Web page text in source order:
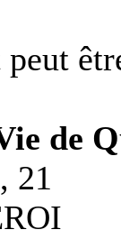
de
21